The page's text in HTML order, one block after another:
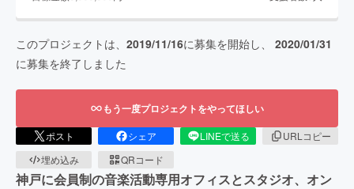
このプロジェクトは、 2019/11/16に募集を開始し、 2020/01/31
に募集を終了しました
もう一度プロジェクトをやってほしい
ポスト シェア LINEで送る
URLコピー
埋め込み
QRコード
神戸に会員制の音楽活動専用オフィスとスタジオ、オン